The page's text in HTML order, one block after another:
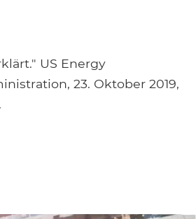
US Energy
23. Oktober 2019,